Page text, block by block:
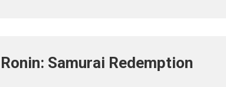
Ronin: Samurai Redemption